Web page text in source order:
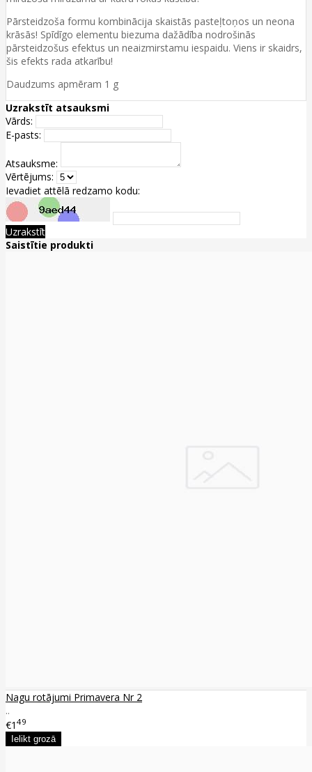
Pārsteidzoša formu kombinācija skaistās pasteļtoņos un neona
krāsās! Spīdīgo elementu biezuma dažādība nodrošinās
pārsteidzošus efektus un neaizmirstamu iespaidu. Viens ir skaidrs,
šis efekts rada atkarību!
Daudzums apmēram 1 g
Uzrakstīt atsauksmi
Vārds:
E-pasts:
Atsauksme:
Vērtējums:
Ievadiet attēlā redzamo kodu:
Uzrakstīt
Saistītie produkti
Nagu rotājumi Primavera Nr 2
..
€1 49